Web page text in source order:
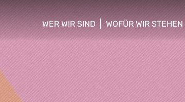
WER WIR SIND
show/hide sub menu
WOFÜR WIR STEHEN
show/hide sub menu